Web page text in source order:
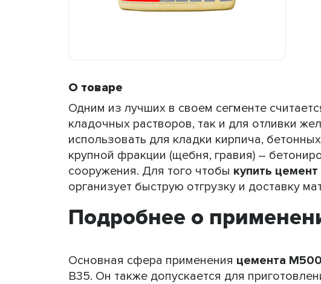
О товаре
Одним из лучших в своем сегменте
кладочных растворов, так и для отливки
использовать для кладки кирпича,
крупной фракции (щебня, гравия) –
сооружения. Для того чтобы купить
организует быструю отгрузку и доставку
Подробнее о
Основная сфера применения цемента
В35. Он также допускается для